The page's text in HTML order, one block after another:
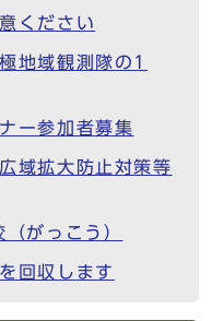
ください
地域観測隊の1
ー参加者募集
域拡大防止対策等
がっこう）
回収します